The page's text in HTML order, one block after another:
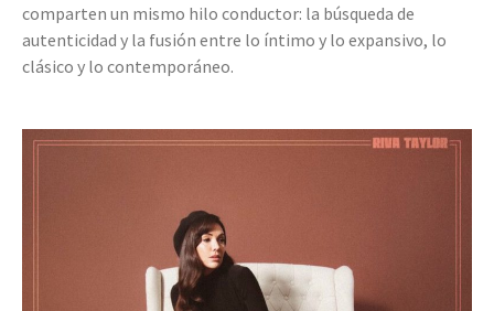
comparten un mismo hilo conductor: la búsqueda de
autenticidad y la fusión entre lo íntimo y lo expansivo, lo
clásico y lo contemporáneo.